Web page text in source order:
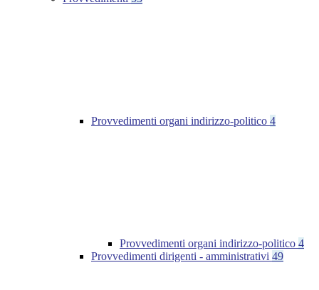
Provvedimenti organi indirizzo-politico 4
Provvedimenti organi indirizzo-politico 4
Provvedimenti dirigenti - amministrativi 49